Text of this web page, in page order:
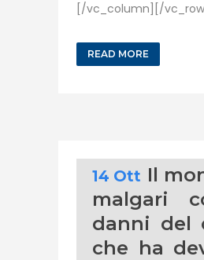
[/vc_column][/
READ MORE
14 Ott Il
malgari
danni del
che ha